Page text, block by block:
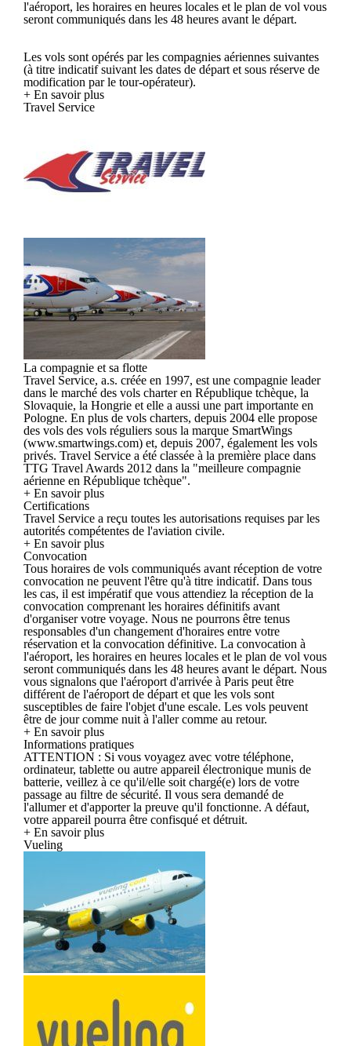
l'aéroport, les horaires en heures locales et le plan de vol vous
seront communiqués dans les 48 heures avant le départ.
Les vols sont opérés par les compagnies aériennes suivantes
(à titre indicatif suivant les dates de départ et sous réserve de
modification par le tour-opérateur).
+ En savoir plus
Travel Service
La compagnie et sa flotte
Travel Service, a.s. créée en 1997, est une compagnie leader
dans le marché des vols charter en République tchèque, la
Slovaquie, la Hongrie et elle a aussi une part importante en
Pologne. En plus de vols charters, depuis 2004 elle propose
des vols des vols réguliers sous la marque SmartWings
(www.smartwings.com) et, depuis 2007, également les vols
privés. Travel Service a été classée à la première place dans
TTG Travel Awards 2012 dans la "meilleure compagnie
aérienne en République tchèque".
+ En savoir plus
Certifications
Travel Service a reçu toutes les autorisations requises par les
autorités compétentes de l'aviation civile.
+ En savoir plus
Convocation
Tous horaires de vols communiqués avant réception de votre
convocation ne peuvent l'être qu'à titre indicatif. Dans tous
les cas, il est impératif que vous attendiez la réception de la
convocation comprenant les horaires définitifs avant
d'organiser votre voyage. Nous ne pourrons être tenus
responsables d'un changement d'horaires entre votre
réservation et la convocation définitive. La convocation à
l'aéroport, les horaires en heures locales et le plan de vol vous
seront communiqués dans les 48 heures avant le départ. Nous
vous signalons que l'aéroport d'arrivée à Paris peut être
différent de l'aéroport de départ et que les vols sont
susceptibles de faire l'objet d'une escale. Les vols peuvent
être de jour comme nuit à l'aller comme au retour.
+ En savoir plus
Informations pratiques
ATTENTION : Si vous voyagez avec votre téléphone,
ordinateur, tablette ou autre appareil électronique munis de
batterie, veillez à ce qu'il/elle soit chargé(e) lors de votre
passage au filtre de sécurité. Il vous sera demandé de
l'allumer et d'apporter la preuve qu'il fonctionne. A défaut,
votre appareil pourra être confisqué et détruit.
+ En savoir plus
Vueling